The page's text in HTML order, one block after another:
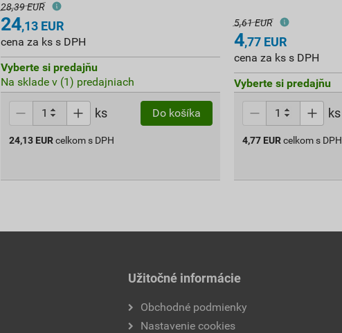
28,39 EUR
24,13 EUR
cena za ks s DPH
Vyberte si predajňu
Na sklade v (1) predajniach
ks Do košíka
24,13 EUR celkom s DPH
5,61 EUR
4,77 EUR
cena za ks s DPH
Vyberte si predajňu
ks
4,77 EURcelkom s DPH
Užitočné informácie
Obchodné podmienky
Nastavenie cookies